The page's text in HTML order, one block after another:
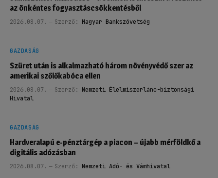
az önkéntes fogyasztáscsökkentésből
2026.08.07. Szerző: Magyar Bankszövetség
GAZDASÁG
Szüret után is alkalmazható három növényvédő szer az
amerikai szőlőkabóca ellen
2026.08.07. Szerző: Nemzeti Élelmiszerlánc-biztonsági
Hivatal
GAZDASÁG
Hardveralapú e-pénztárgép a piacon – újabb mérföldkő a
digitális adózásban
2026.08.07. Szerző: Nemzeti Adó- és Vámhivatal